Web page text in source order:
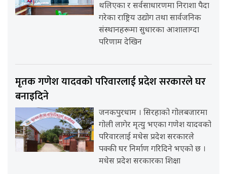
थलिएका र सर्वसाधारणमा निराशा पैदा
गरेका राष्ट्रिय उद्योग तथा सार्वजनिक
संस्थानहरूमा सुधारका आशालाग्दा
परिणाम देखिन
मृतक गणेश यादवको परिवारलाई प्रदेश सरकारले घर
बनाइदिने
जनकपुरधाम । सिरहाको गोलबजारमा
गोली लागेर मृत्यु भएका गणेश यादवको
परिवारलाई मधेस प्रदेश सरकारले
पक्की घर निर्माण गरिदिने भएको छ ।
मधेस प्रदेश सरकारका शिक्षा